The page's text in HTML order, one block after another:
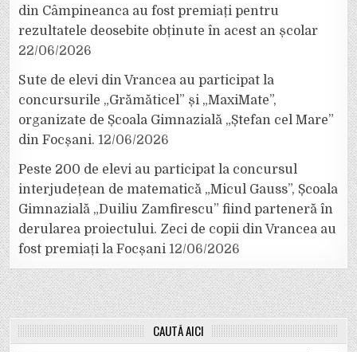
din Câmpineanca au fost premiați pentru
rezultatele deosebite obținute în acest an școlar
22/06/2026
Sute de elevi din Vrancea au participat la
concursurile „Grămăticel” și „MaxiMate”,
organizate de Școala Gimnazială „Ștefan cel Mare”
din Focșani. 12/06/2026
Peste 200 de elevi au participat la concursul
interjudețean de matematică „Micul Gauss”, Școala
Gimnazială „Duiliu Zamfirescu” fiind parteneră în
derularea proiectului. Zeci de copii din Vrancea au
fost premiați la Focșani 12/06/2026
CAUTĂ AICI